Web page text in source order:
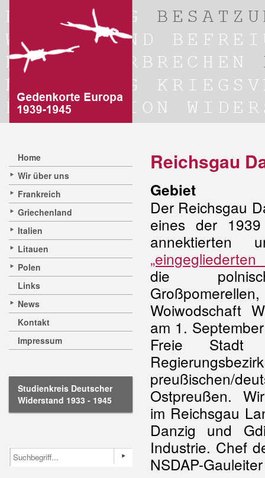
Home
Wir über uns
Frankreich
Griechenland
Italien
Litauen
Polen
Links
News
Kontakt
Impressum
Studienkreis Deutscher
Widerstand 1933 - 1945
Reichsgau
Gebiet
Der Reichsgau
eines der
„eingegliederten
die
Woiwodschaft
am 1.
Freie Stadt
Ostpreußen.
im Reichsgau
Danzig und
Industrie. Chef
NSDAP-